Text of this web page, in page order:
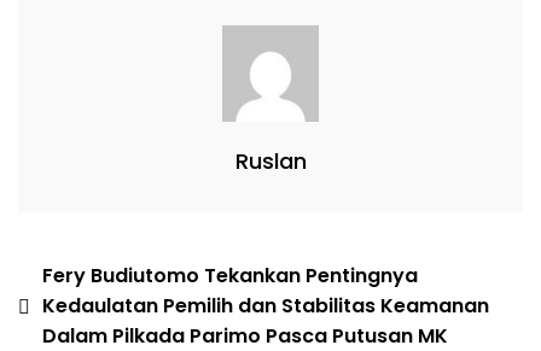
Ruslan
Fery Budiutomo Tekankan Pentingnya
Kedaulatan Pemilih dan Stabilitas Keamanan
Dalam Pilkada Parimo Pasca Putusan MK